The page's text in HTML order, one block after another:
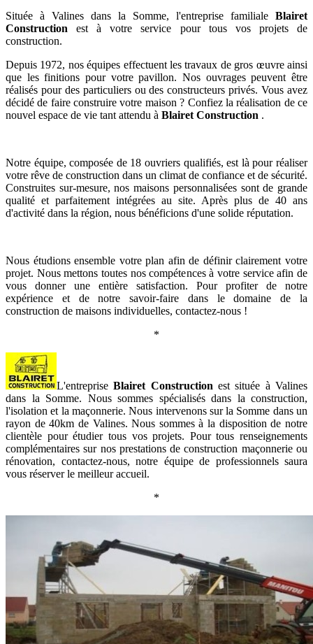
Située à Valines dans la Somme, l'entreprise familiale Blairet
Constructionest à votre service pour tous vos projets de
construction.
Depuis 1972, nos équipes effectuent les travaux de gros œuvre ainsi
que les finitions pour votre pavillon. Nos ouvrages peuvent être
réalisés pour des particuliers ou des constructeurs privés. Vous avez
décidé de faire construire votre maison ? Confiez la réalisation de ce
nouvel espace de vie tant attendu à Blairet Construction .
Notre équipe, composée de 18 ouvriers qualifiés, est là pour réaliser
votre rêve de construction dans un climat de confiance et de sécurité.
Construites sur-mesure, nos maisons personnalisées sont de grande
qualité et parfaitement intégrées au site. Après plus de 40 ans
d'activité dans la région, nous bénéficions d'une solide réputation.
Nous étudions ensemble votre plan afin de définir clairement votre
projet. Nous mettons toutes nos compétences à votre service afin de
vous donner une entière satisfaction. Pour profiter de notre
expérience et de notre savoir-faire dans le domaine de la
construction de maisons individuelles, contactez-nous !
*
L'entrepriseBlairet Construction est située à Valines
dans la Somme. Nous sommes spécialisés dans la construction,
l'isolation et la maçonnerie. Nous intervenons sur la Somme dans un
rayon de 40km de Valines. Nous sommes à la disposition de notre
clientèle pour étudier tous vos projets. Pour tous renseignements
complémentaires sur nos prestations de construction maçonnerie ou
rénovation, contactez-nous, notre équipe de professionnels saura
vous réserver le meilleur accueil.
*